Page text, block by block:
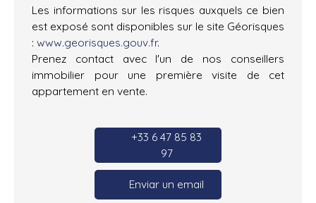
Les informations sur les risques auxquels ce bien
est exposé sont disponibles sur le site Géorisques
: www.georisques.gouv.fr.
Prenez contact avec l'un de nos conseillers
immobilier pour une première visite de cet
appartement en vente.
+33 6 47 85 83
97
Enviar un email